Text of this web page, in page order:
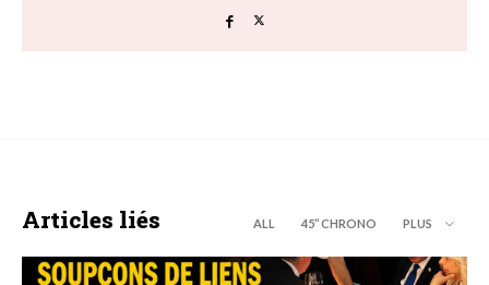
Articles liés ALL 45’’ CHRONO PLUS